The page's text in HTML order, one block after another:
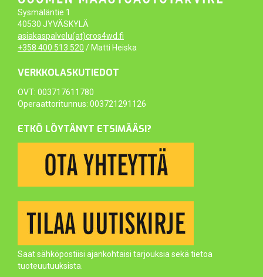
Sysmäläntie 1
40530 JYVÄSKYLÄ
asiakaspalvelu(at)cros4wd.fi
+358 400 513 520 / Matti Heiska
VERKKOLASKUTIEDOT
OVT: 003717611780
Operaattoritunnus: 003721291126
ETKÖ LÖYTÄNYT ETSIMÄÄSI?
Saat sähköpostiisi ajankohtaisi tarjouksia sekä tietoa
tuoteuutuuksista.